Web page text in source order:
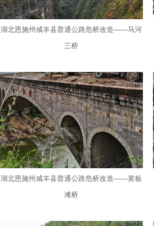
湖北恩施州咸丰县普通公路危桥改造——马河
三桥
湖北恩施州咸丰县普通公路危桥改造——黄板
滩桥